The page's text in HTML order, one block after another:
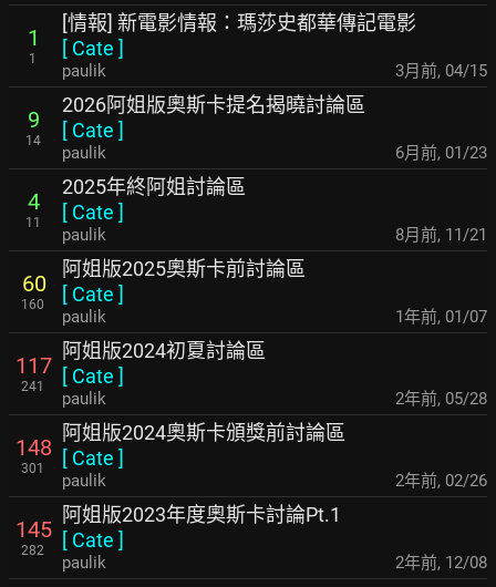
1
1
[情報] 新電影情報：瑪莎史都華傳記電影
[ Cate ]
paulik 3月前, 04/15
9
14
2026阿姐版奧斯卡提名揭曉討論區
[ Cate ]
paulik 6月前, 01/23
4
11
2025年終阿姐討論區
[ Cate ]
paulik 8月前, 11/21
60
160
阿姐版2025奧斯卡前討論區
[ Cate ]
paulik 1年前, 01/07
117
241
阿姐版2024初夏討論區
[ Cate ]
paulik 2年前, 05/28
148
301
阿姐版2024奧斯卡頒獎前討論區
[ Cate ]
paulik 2年前, 02/26
145
282
阿姐版2023年度奧斯卡討論Pt.1
[ Cate ]
paulik 2年前, 12/08